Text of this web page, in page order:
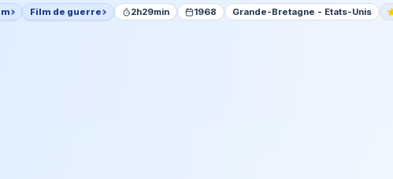
Film de guerre 2h29min 1968 Grande-Bretagne - Etats-Unis